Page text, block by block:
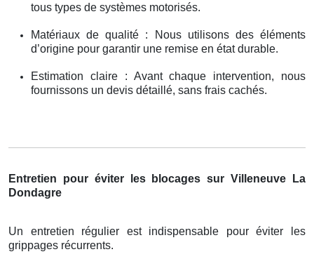
tous types de systèmes motorisés.
Matériaux de qualité : Nous utilisons des éléments
d’origine pour garantir une remise en état durable.
Estimation claire : Avant chaque intervention, nous
fournissons un devis détaillé, sans frais cachés.
Entretien pour éviter les blocages sur Villeneuve La
Dondagre
Un entretien régulier est indispensable pour éviter les
grippages récurrents.